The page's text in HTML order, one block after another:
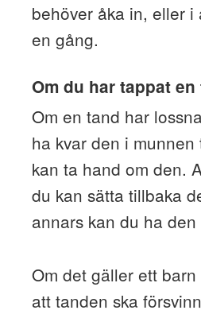
behöver åka in, eller
en gång.
Om du har tappat en
Om en tand har
ha kvar den i
kan ta hand om den.
du kan sätta tillbaka
annars kan du ha
Om det gäller ett
att tanden ska